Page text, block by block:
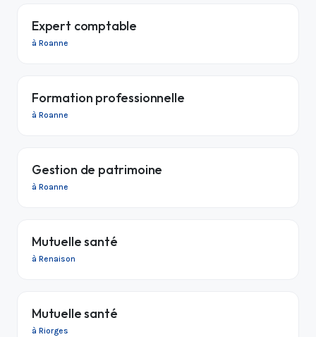
Expert comptable
à Roanne
Formation professionnelle
à Roanne
Gestion de patrimoine
à Roanne
Mutuelle santé
à Renaison
Mutuelle santé
à Riorges